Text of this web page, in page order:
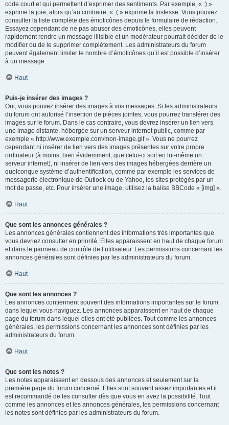
code court et qui permettent d’exprimer des sentiments. Par exemple, « :) »
exprime la joie, alors qu’au contraire, « :( » exprime la tristesse. Vous pouvez
consulter la liste complète des émoticônes depuis le formulaire de rédaction.
Essayez cependant de ne pas abuser des émoticônes, elles peuvent
rapidement rendre un message illisible et un modérateur pourrait décider de le
modifier ou de le supprimer complètement. Les administrateurs du forum
peuvent également limiter le nombre d’émoticônes qu’il est possible d’insérer
à un message.
Haut
Puis-je insérer des images ?
Oui, vous pouvez insérer des images à vos messages. Si les administrateurs
du forum ont autorisé l’insertion de pièces jointes, vous pourrez transférer des
images sur le forum. Dans le cas contraire, vous devrez insérer un lien vers
une image distante, hébergée sur un serveur internet public, comme par
exemple « http://www.exemple.com/mon-image.gif ». Vous ne pourrez
cependant ni insérer de lien vers des images présentes sur votre propre
ordinateur (à moins, bien évidemment, que celui-ci soit en lui-même un
serveur internet), ni insérer de lien vers des images hébergées derrière un
quelconque système d’authentification, comme par exemple les services de
messagerie électronique de Outlook ou de Yahoo, les sites protégés par un
mot de passe, etc. Pour insérer une image, utilisez la balise BBCode « [img] ».
Haut
Que sont les annonces générales ?
Les annonces générales contiennent des informations très importantes que
vous devriez consulter en priorité. Elles apparaissent en haut de chaque forum
et dans le panneau de contrôle de l’utilisateur. Les permissions concernant les
annonces générales sont définies par les administrateurs du forum.
Haut
Que sont les annonces ?
Les annonces contiennent souvent des informations importantes sur le forum
dans lequel vous naviguez. Les annonces apparaissent en haut de chaque
page du forum dans lequel elles ont été publiées. Tout comme les annonces
générales, les permissions concernant les annonces sont définies par les
administrateurs du forum.
Haut
Que sont les notes ?
Les notes apparaissent en dessous des annonces et seulement sur la
première page du forum concerné. Elles sont souvent assez importantes et il
est recommandé de les consulter dès que vous en avez la possibilité. Tout
comme les annonces et les annonces générales, les permissions concernant
les notes sont définies par les administrateurs du forum.